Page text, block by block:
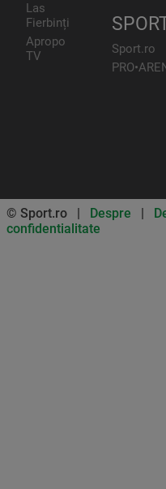
Las
Fierbinți
Apropo
TV
Sport.ro
© Sport.ro | Despre |
confidentialitate